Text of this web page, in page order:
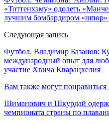
«Тоттенхэму» одолеть
лучшим бомбардиром «шпор»
Следующая запись
Футбол. Владимир Базанов:
международный опыт для
участие Хвича Кварацхелия
Вам также могут понравиться
Шиманович и Шкурдай
чемпионата страны по